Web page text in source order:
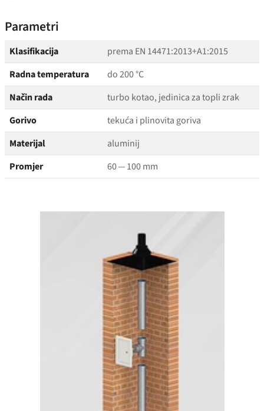
Parametri
Klasifikacija
prema EN 14471:2013+A1:2015
Radna temperatura
do 200 °C
Način rada
turbo kotao, jedinica za topli zrak
Gorivo
tekuća i plinovita goriva
Materijal
aluminij
Promjer
60 — 100 mm